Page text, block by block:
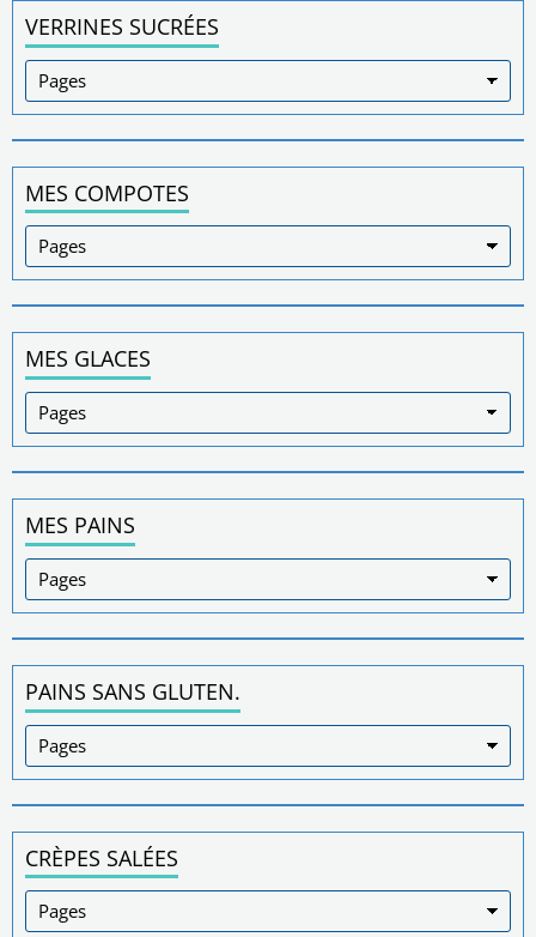
VERRINES SUCRÉES
MES COMPOTES
MES GLACES
MES PAINS
PAINS SANS GLUTEN.
CRÈPES SALÉES